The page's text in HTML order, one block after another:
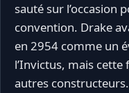
sauté sur l’occasion
convention. Drake
en 2954 comme un
l’Invictus, mais
autres